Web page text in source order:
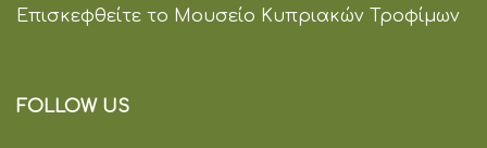
Επισκεφθείτε το Μουσείο Κυπριακών Τροφίμων
FOLLOW US